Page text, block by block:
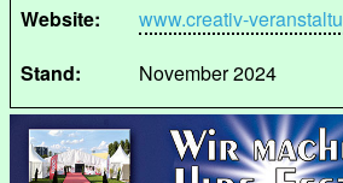
Website:
www.creativ-
Stand:
November 2024